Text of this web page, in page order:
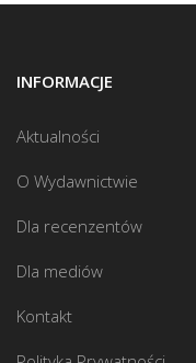
INFORMACJE
Aktualności
O Wydawnictwie
Dla recenzentów
Dla mediów
Kontakt